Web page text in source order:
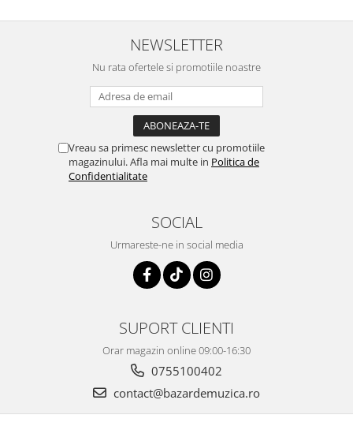
NEWSLETTER
Nu rata ofertele si promotiile noastre
Vreau sa primesc newsletter cu promotiile
magazinului. Afla mai multe in Politica de
Confidentialitate
SOCIAL
Urmareste-ne in social media
SUPORT CLIENTI
Orar magazin online 09:00-16:30
0755100402
contact@bazardemuzica.ro